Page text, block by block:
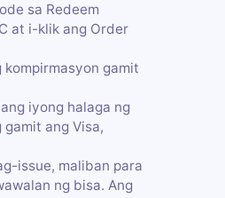
sa Redeem
at i-klik ang Order
gamit
iyong halaga ng
ang Visa,
issue, maliban para
ng bisa. Ang